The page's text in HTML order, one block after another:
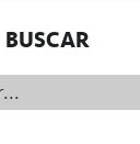
BUSCAR